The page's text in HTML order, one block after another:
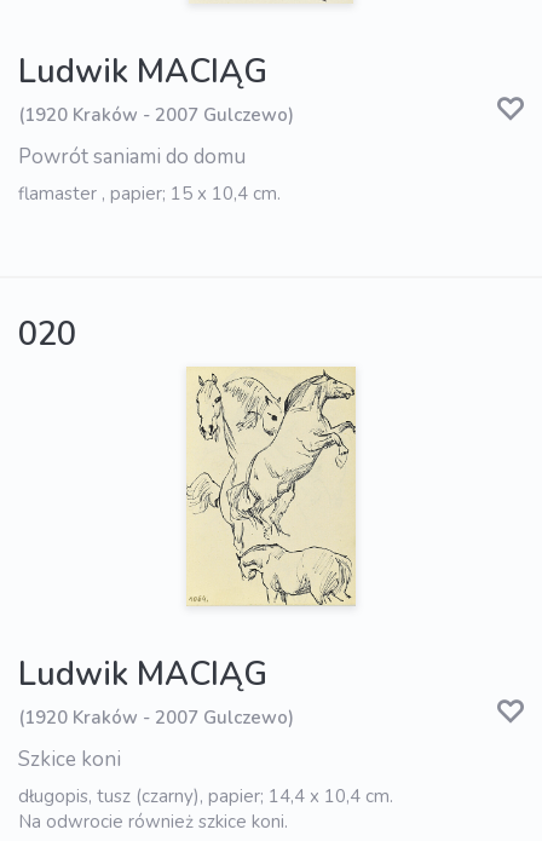
Ludwik MACIĄG
(1920 Kraków - 2007 Gulczewo)
Powrót saniami do domu
flamaster , papier; 15 x 10,4 cm.
020
Ludwik MACIĄG
(1920 Kraków - 2007 Gulczewo)
Szkice koni
długopis, tusz (czarny), papier; 14,4 x 10,4 cm.
Na odwrocie również szkice koni.